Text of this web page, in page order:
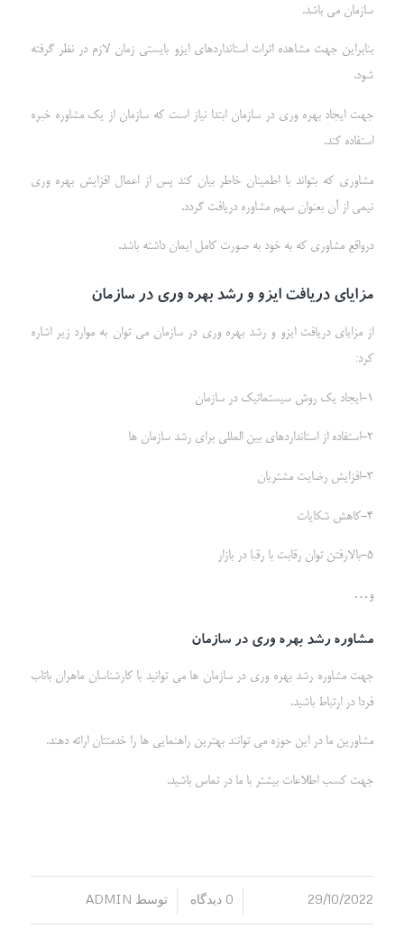
سازمان می باشد.
بنابراین جهت مشاهده اثرات استانداردهای ایزو بایستی زمان لازم در نظر گرفته
شود.
جهت ایجاد بهره وری در سازمان ابتدا نیاز است که سازمان از یک مشاوره خبره
استفاده کند.
مشاوری که بتواند با اطمینان خاطر بیان کند پس از اعمال افزایش بهره وری
نیمی از آن بعنوان سهم مشاوره دریافت گردد.
درواقع مشاوری که به خود به صورت کامل ایمان داشته باشد.
مزایای دریافت ایزو و رشد بهره وری در سازمان
از مزایای دریافت ایزو و رشد بهره وری در سازمان می توان به موارد زیر اشاره
کرد:
1-ایجاد یک روش سیستماتیک در سازمان
2-استفاده از استانداردهای بین المللی برای رشد سازمان ها
3-افزایش رضایت مشتریان
4-کاهش شکایات
5-بالارفتن توان رقابت با رقبا در بازار
و…
مشاوره رشد بهره وری در سازمان
جهت مشاوره رشد بهره وری در سازمان ها می توانید با کارشناسان ماهران باتاب
فردا در ارتباط باشید.
مشاورین ما در این حوزه می توانند بهترین راهنمایی ها را خدمتتان ارائه دهند.
جهت کسب اطلاعات بیشتر با ما در تماس باشید.
29/10/2022 0 دیدگاه توسط ADMIN